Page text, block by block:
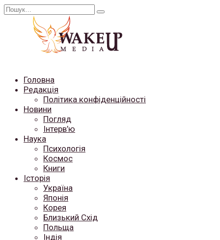
Перейти
Search
Головна
Редакція
Політика конфіденційності
Новини
Погляд
Інтерв’ю
Наука
Психологія
Космос
Книги
Історія
Україна
Японія
Корея
Близький Схід
Польща
Індія